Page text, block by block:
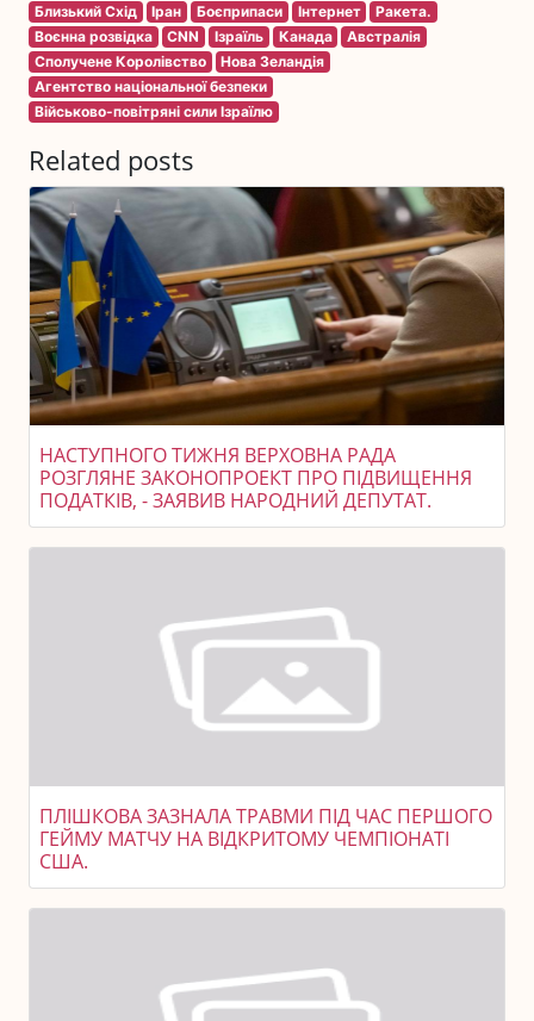
Близький Схід Іран Боєприпаси Інтернет
Ракета.
Воєнна розвідка
CNN Ізраїль Канада
Австралія
Сполучене Королівство
Нова Зеландія
Агентство національної безпеки
Військово-повітряні сили Ізраїлю
Related posts
НАСТУПНОГО ТИЖНЯ ВЕРХОВНА РАДА
РОЗГЛЯНЕ ЗАКОНОПРОЕКТ ПРО ПІДВИЩЕННЯ
ПОДАТКІВ, - ЗАЯВИВ НАРОДНИЙ ДЕПУТАТ.
ПЛІШКОВА ЗАЗНАЛА ТРАВМИ ПІД ЧАС ПЕРШОГО
ГЕЙМУ МАТЧУ НА ВІДКРИТОМУ ЧЕМПІОНАТІ
США.